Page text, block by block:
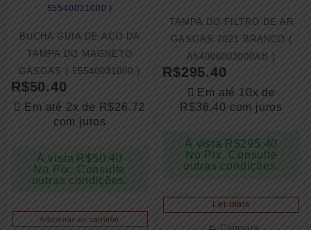
BUCHA GUIA DE AÇO DA
TAMPA DO MAGNETO
GASGAS ( 55540031000 )
R$50.40
Em até 2x de R$26.72
com juros
À vista R$50.40
No Pix. Consulte
outras condições.
Adicionar ao carrinho
TAMPA DO FILTRO DE AR
GASGAS 2021 BRANCO (
A54006003000AB )
R$295.40
Em até 10x de
R$36.40 com juros
À vista R$295.40
No Pix. Consulte
outras condições.
Ler mais